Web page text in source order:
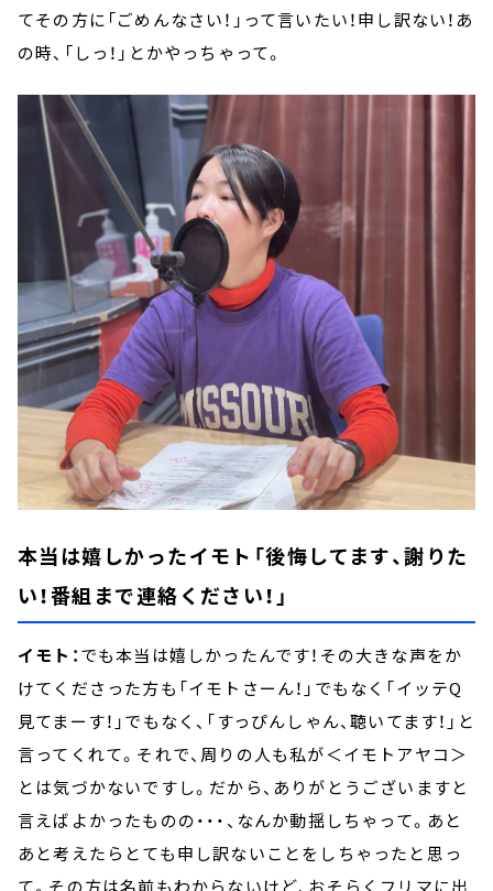
てその方に「ごめんなさい！」って言いたい！申し訳ない！あ
の時、「しっ！」とかやっちゃって。
本当は嬉しかったイモト「後悔してます、謝りた
い！番組まで連絡ください！」
イモト：でも本当は嬉しかったんです！その大きな声をか
けてくださった方も「イモトさーん！」でもなく「イッテQ
見てまーす！」でもなく、「すっぴんしゃん、聴いてます！」と
言ってくれて。それで、周りの人も私が＜イモトアヤコ＞
とは気づかないですし。だから、ありがとうございますと
言えばよかったものの・・・、なんか動揺しちゃって。あと
あと考えたらとても申し訳ないことをしちゃったと思っ
て。その方は名前もわからないけど、おそらくフリマに出